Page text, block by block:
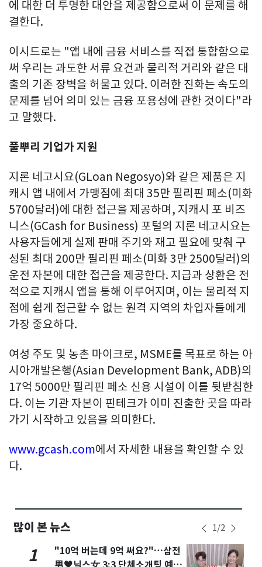
에 대한 더 투명한 대안을 제공함으로써 이 문제를 해
결한다.
이시드로는 "앱 내에 금융 서비스를 직접 통합함으로
써 우리는 과도한 서류 요건과 물리적 거리와 같은 대
출의 기존 장벽을 허물고 있다. 이러한 진화는 속도의
문제를 넘어 의미 있는 금융 포용성에 관한 것이다"라
고 말했다.
풀뿌리 기업가 지원
지론 네고시요(GLoan Negosyo)와 같은 제품은 지
캐시 앱 내에서 가맹점에 최대 35만 필리핀 페소(미화
5700달러)에 대한 접근을 제공하며, 지캐시 포 비즈
니스(GCash for Business) 포털의 지론 네고시요는
사용자들에게 실제 판매 주기와 재고 필요에 맞춰 구
성된 최대 200만 필리핀 페소(미화 3만 2500달러)의
운전 자본에 대한 접근을 제공한다. 지급과 상환은 전
적으로 지캐시 앱을 통해 이루어지며, 이는 물리적 지
점에 쉽게 접근할 수 없는 원격 지역의 차입자들에게
가장 중요하다.
여성 주도 및 농촌 마이크로, MSME를 목표로 하는 아
시아개발은행(Asian Development Bank, ADB)의
17억 5000만 필리핀 페소 신용 시설이 이를 뒷받침한
다. 이는 기관 자본이 핀테크가 이미 진출한 곳을 따라
가기 시작하고 있음을 의미한다.
www.gcash.com에서 자세한 내용을 확인할 수 있
다.
많이 본 뉴스 1/2
1
"10억 버는데 9억 써요?"…삼전